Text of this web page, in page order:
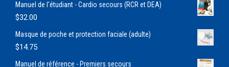
Manuel de l'étudiant - Cardio secours (RCR et DEA)
$32.00
Masque de poche et protection faciale (adulte)
$14.75
Manuel de référence - Premiers secours